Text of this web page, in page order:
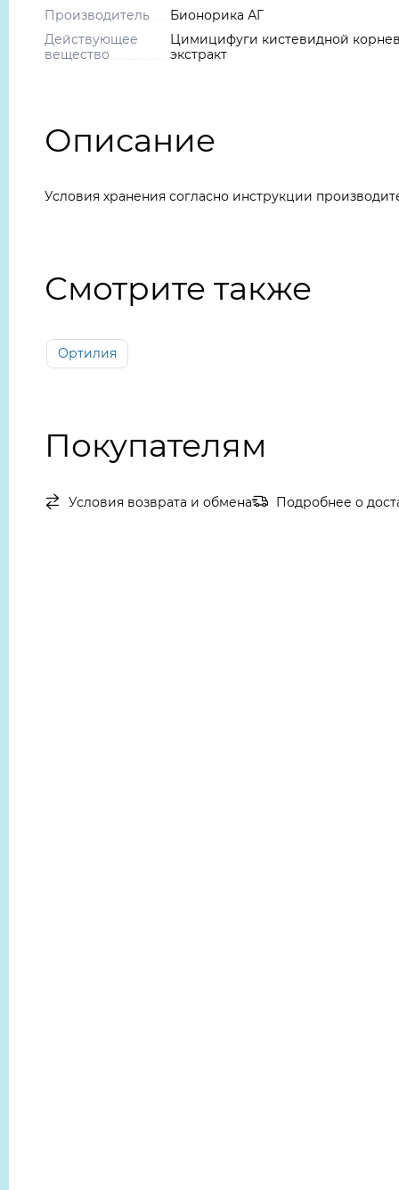
Производитель
Бионорика АГ
Действующее
вещество
Цимицифуги кистевидной
экстракт
Описание
Условия хранения согласно инструкции
Смотрите также
Ортилия
Покупателям
Условия возврата и обмена Подробнее о